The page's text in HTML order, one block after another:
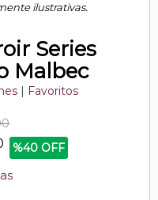
ilustrativas.
Series
Malbec
| Favoritos
%40 OFF